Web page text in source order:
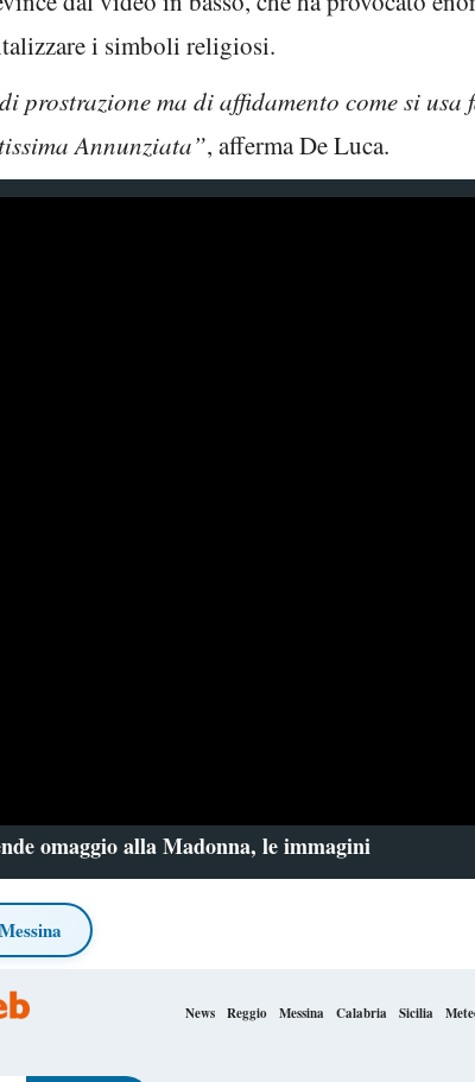
i simboli religiosi.
prostrazione ma di affidamento come si
Annunziata”, afferma De Luca.
omaggio alla Madonna, le immagini
Messina
News Reggio Messina Calabria Sicilia